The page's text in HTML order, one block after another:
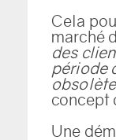
Cela
marché
des
période
obsolète
concept
Une